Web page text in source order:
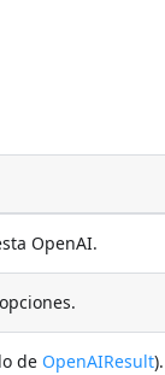
OpenAI.
de OpenAIResult).